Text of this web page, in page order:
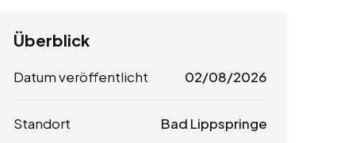
Überblick
Datum veröffentlicht 02/08/2026
Standort Bad Lippspringe